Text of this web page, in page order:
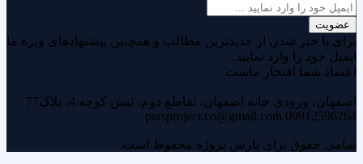
عضویت
برای با خبر شدن از جدیدترین مطالب و همچنین پیشنهادهای ویژه ما
ایمیل خود را وارد نمایید.
اعتماد شما افتخار ماست
اصفهان، ورودی خانه اصفهان، تقاطع دوم، نبش کوچه 4، پلاک77
09912596264
parsproject.co@gmail.com
تمامی حقوق برای پارس پروژه محفوظ است.